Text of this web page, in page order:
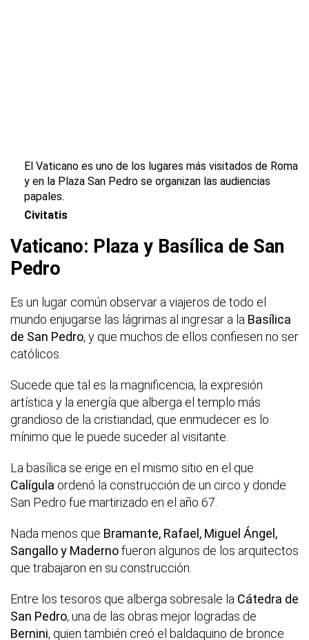
El Vaticano es uno de los lugares más visitados de Roma
y en la Plaza San Pedro se organizan las audiencias
papales.
Civitatis
Vaticano: Plaza y Basílica de San
Pedro
Es un lugar común observar a viajeros de todo el
mundo enjugarse las lágrimas al ingresar a la Basílica
de San Pedro, y que muchos de ellos confiesen no ser
católicos.
Sucede que tal es la magnificencia, la expresión
artística y la energía que alberga el templo más
grandioso de la cristiandad, que enmudecer es lo
mínimo que le puede suceder al visitante.
La basílica se erige en el mismo sitio en el que
Calígula ordenó la construcción de un circo y donde
San Pedro fue martirizado en el año 67.
Nada menos que Bramante, Rafael, Miguel Ángel,
Sangallo y Madernofueron algunos de los arquitectos
que trabajaron en su construcción.
Entre los tesoros que alberga sobresale la Cátedra de
San Pedro, una de las obras mejor logradas de
Bernini, quien también creó el baldaquino de bronce